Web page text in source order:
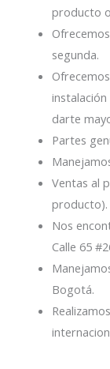
producto
segunda.
darte
Partes
Ventas al
producto).
Nos
Calle 65
Bogotá.